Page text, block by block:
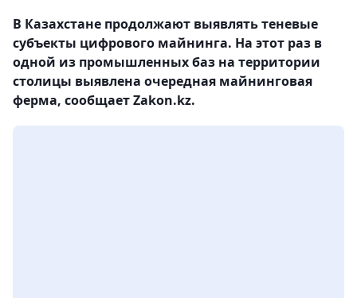
В Казахстане продолжают выявлять теневые
субъекты цифрового майнинга. На этот раз в
одной из промышленных баз на территории
столицы выявлена очередная майнинговая
ферма, сообщает Zakon.kz.